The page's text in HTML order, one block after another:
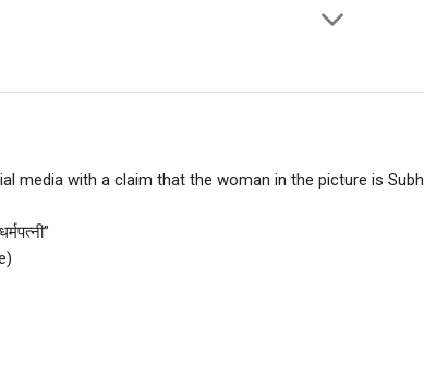
media with a claim that the woman in the picture is